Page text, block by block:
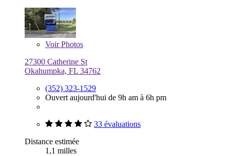
VoirPhotos
27300 Catherine St
Okahumpka, FL 34762
(352) 323-1529
Ouvert aujourd'hui de 9h am à 6h pm
33 évaluations
Distance estimée
1,1 milles